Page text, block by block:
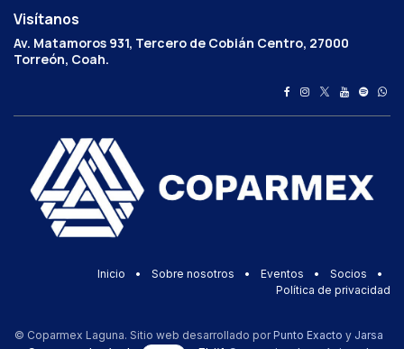
Visítanos
Av. Matamoros 931, Tercero de Cobián Centro, 27000
Torreón, Coah.
Inicio • Sobre nosotros • Eventos • Socios
•
Política de privacidad
© Coparmex Laguna. Sitio web desarrollado por Punto Exacto y Jarsa